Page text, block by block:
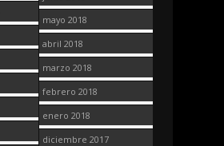
mayo 2018
abril 2018
marzo 2018
febrero 2018
enero 2018
diciembre 2017